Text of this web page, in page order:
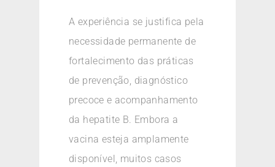
A experiência se justifica pela
necessidade permanente de
fortalecimento das práticas
de prevenção, diagnóstico
precoce e acompanhamento
da hepatite B. Embora a
vacina esteja amplamente
disponível, muitos casos